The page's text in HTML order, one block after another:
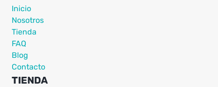
Inicio
Nosotros
Tienda
FAQ
Blog
Contacto
TIENDA